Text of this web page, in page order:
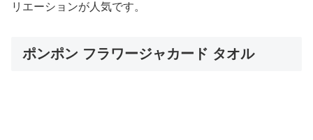
リエーションが人気です。
ポンポン フラワージャカード タオル